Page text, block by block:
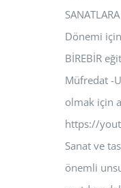
Dönemi
BİREBİR
Müfredat -
olmak için
https://
Sanat ve
önemli